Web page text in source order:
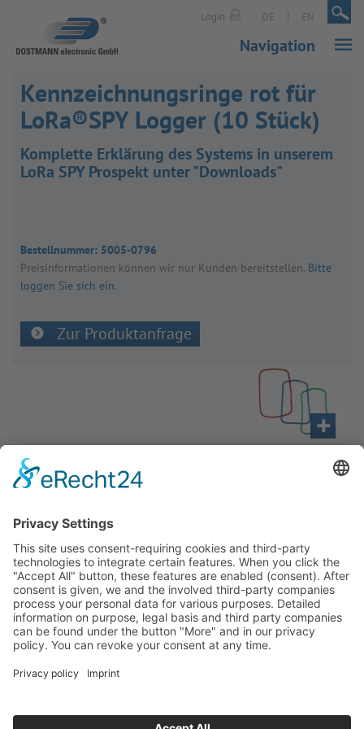
Login DE | EN |
Navigation
Kennzeichnungsringe rot für
LoRa®SPY Logger (10 Stück)
Komplette Erklärung des Systems in unserem
LoRa SPY Prospekt unter "Downloads"
Bestellnummer: 5005-0796
Preis­in­for­ma­tio­nen kön­nen wir nur Kun­den bereit­stel­len. Bitte
loggen Sie sich ein.
Zur Produktanfrage
Downloads
Haben Sie Fra­gen an uns?
Dann neh­men Sie doch ein­fach Kon­
takt mit uns auf – Wir bera­ten Sie
gerne ganz indi­vi­du­ell!